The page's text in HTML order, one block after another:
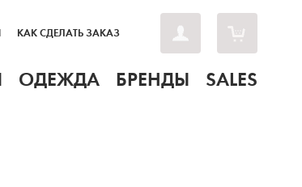
КАК СДЕЛАТЬ ЗАКАЗ
ОДЕЖДА БРЕНДЫ SALES